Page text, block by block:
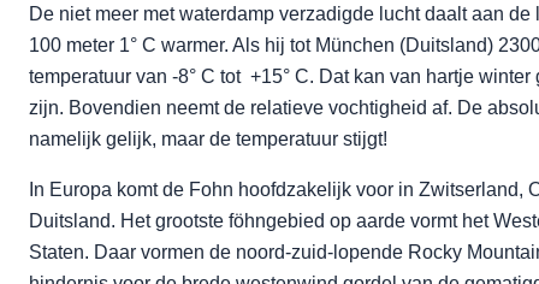
De niet meer met waterdamp verzadigde lucht daalt aan
100 meter 1° C warmer. Als hij tot München (Duitsland)
temperatuur van -8° C tot +15° C. Dat kan van hartje
zijn. Bovendien neemt de relatieve vochtigheid af. De
namelijk gelijk, maar de temperatuur stijgt!
In Europa komt de Fohn hoofdzakelijk voor in Zwitserland,
Duitsland. Het grootste föhngebied op aarde vormt het
Staten. Daar vormen de noord-zuid-lopende Rocky